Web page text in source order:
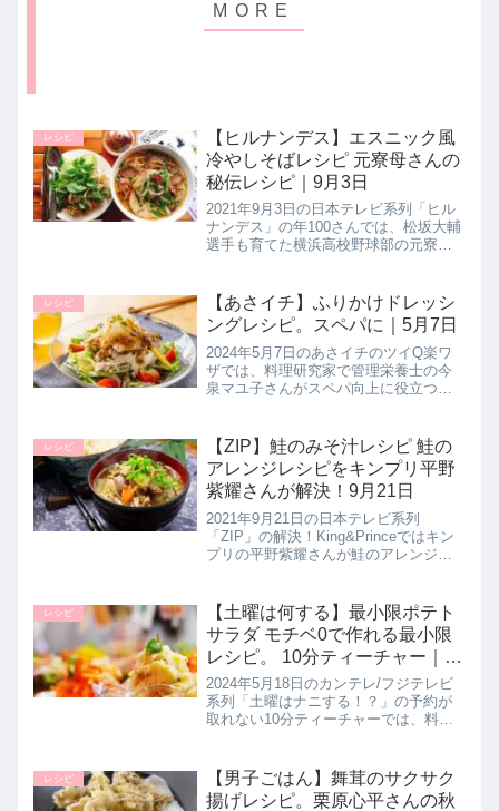
レシピ
【ヒルナンデス】エスニック風
冷やしそばレシピ 元寮母さんの
秘伝レシピ｜9月3日
2021年9月3日の日本テレビ系列「ヒル
ナンデス」の年100さんでは、松坂大輔
選手も育てた横浜高校野球部の元寮母
秘伝レシピ【エスニック風冷やしそ
ば】の作り方を教えてくれたの...
レシピ
【あさイチ】ふりかけドレッシ
ングレシピ。スペパに｜5月7日
2024年5月7日のあさイチのツイQ楽ワ
ザでは、料理研究家で管理栄養士の今
泉マユ子さんがスペパ向上に役立つ
>>あさイチ記事一覧はこちら今泉マユ
子さんこのレシピを教えてくれた...
レシピ
【ZIP】鮭のみそ汁レシピ 鮭の
アレンジレシピをキンプリ平野
紫耀さんが解決！9月21日
2021年9月21日の日本テレビ系列
「ZIP」の解決！King&Princeではキン
プリの平野紫耀さんが鮭のアレンジレ
決！King&Prince記事一覧はこちら▼前
回(9...
レシピ
【土曜は何する】最小限ポテト
サラダ モチベ0で作れる最小限
レシピ。 10分ティーチャー｜5
月18日
2024年5月18日のカンテレ/フジテレビ
系列「土曜はナニする！？」の予約が
取れない10分ティーチャーでは、料理
【最小限ポテトサラダ】の作り方を教
えてくれたので詳しく紹...
レシピ
【男子ごはん】舞茸のサクサク
揚げレシピ。栗原心平さんの秋